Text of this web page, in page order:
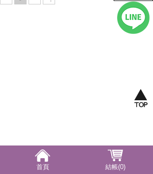
首頁 結帳(0)